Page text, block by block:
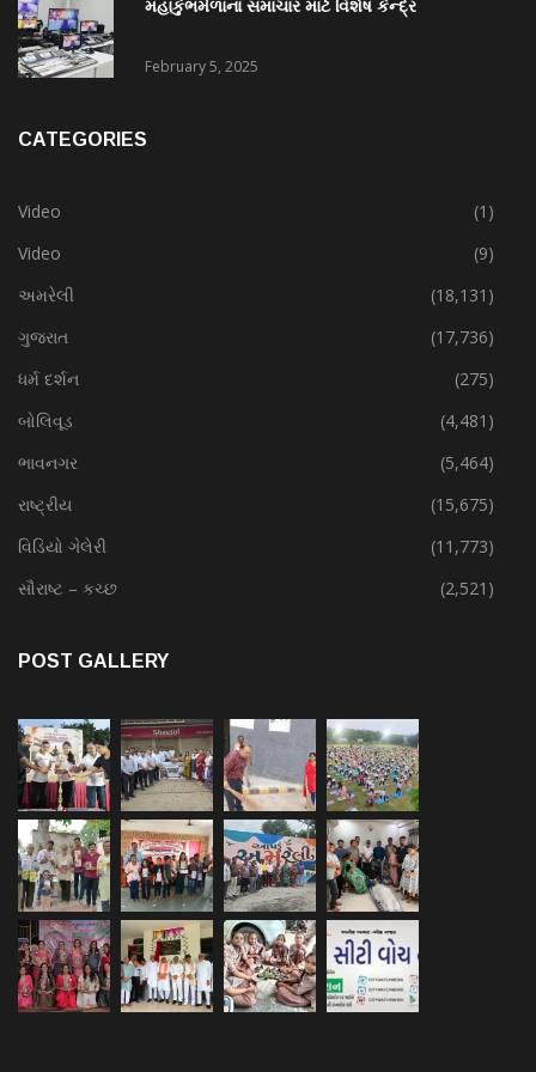
મહાકુંભમેળાનાં સમાચાર માટે વિશેષ કેન્દ્ર
February 5, 2025
CATEGORIES
Video
(1)
Video
(9)
અમરેલી
(18,131)
ગુજરાત
(17,736)
ધર્મ દર્શન
(275)
બોલિવૂડ
(4,481)
ભાવનગર
(5,464)
રાષ્ટ્રીય
(15,675)
વિડિયો ગેલેરી
(11,773)
સૌરાષ્ટ – કચ્છ
(2,521)
POST GALLERY